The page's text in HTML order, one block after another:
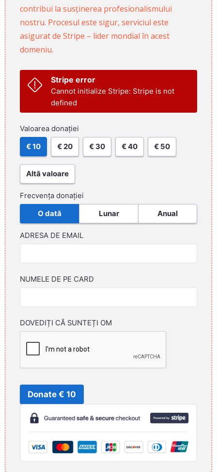
contribui la susținerea profesionalismului
nostru. Procesul este sigur, serviciul este
asigurat de Stripe – lider mondial în acest
domeniu.
Stripe error
Cannot initialize Stripe: Stripe is not
defined
Valoarea donației
€ 10 € 20 € 30 € 40 € 50
Altă valoare
Frecvența donației
O dată Lunar Anual
ADRESA DE EMAIL
NUMELE DE PE CARD
DOVEDIȚI CĂ SUNTEȚI OM
Donate € 10